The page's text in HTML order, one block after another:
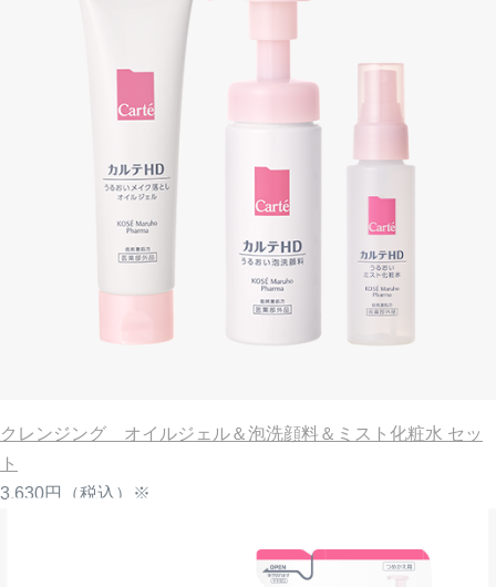
クレンジング オイルジェル＆泡洗顔料＆ミスト化粧水 セッ
ト
3,630円
（税込）※